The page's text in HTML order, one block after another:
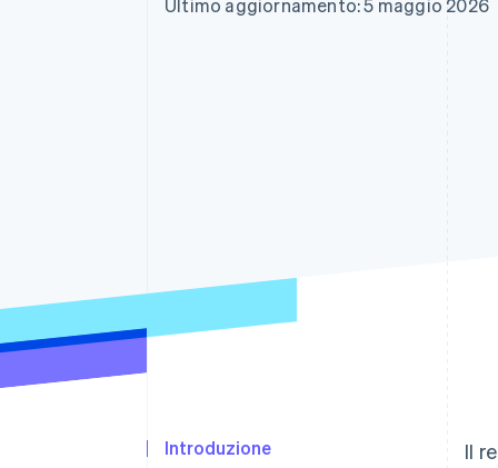
Ultimo aggiornamento: 5 maggio 2026
Introduzione
Il